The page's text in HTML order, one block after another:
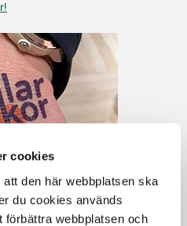
cookies
den här webbplatsen ska
du cookies används
förbättra webbplatsen och